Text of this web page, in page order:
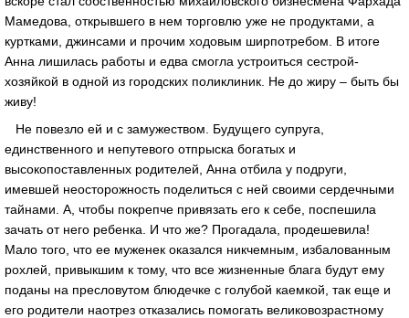
Мамедова, открывшего в нем торговлю уже не продуктами, а
куртками, джинсами и прочим ходовым ширпотребом. В итоге
Анна лишилась работы и едва смогла устроиться сестрой-
хозяйкой в одной из городских поликлиник. Не до жиру – быть бы
живу!
Не повезло ей и с замужеством. Будущего супруга,
единственного и непутевого отпрыска богатых и
высокопоставленных родителей, Анна отбила у подруги,
имевшей неосторожность поделиться с ней своими сердечными
тайнами. А, чтобы покрепче привязать его к себе, поспешила
зачать от него ребенка. И что же? Прогадала, продешевила!
Мало того, что ее муженек оказался никчемным, избалованным
рохлей, привыкшим к тому, что все жизненные блага будут ему
поданы на пресловутом блюдечке с голубой каемкой, так еще и
его родители наотрез отказались помогать великовозрастному